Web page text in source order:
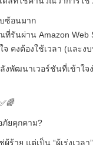
ซ้อนมาก
รันผ่าน Amazon Web
จ คงต้องใช้เวลา (และ
งพัฒนาเวอร์ชันที่เข้าใ
✅🌈
ภัยคุกคาม?
ร้าย แต่เป็น “ผู้เร่งเวล